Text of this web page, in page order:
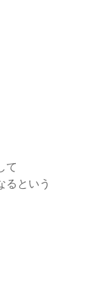
て
るという